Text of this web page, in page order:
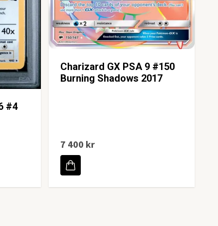
#4
Charizard GX PSA 9 #150
Burning Shadows 2017
7 400 kr